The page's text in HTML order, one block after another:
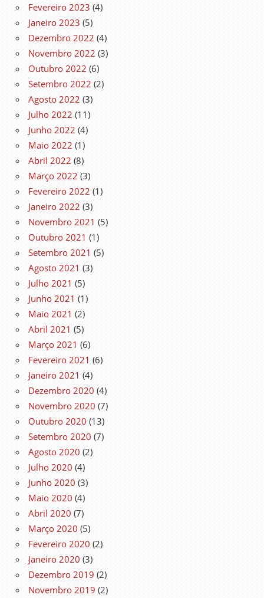
Fevereiro 2023 (4)
Janeiro 2023 (5)
Dezembro 2022 (4)
Novembro 2022 (3)
Outubro 2022 (6)
Setembro 2022 (2)
Agosto 2022 (3)
Julho 2022 (11)
Junho 2022 (4)
Maio 2022 (1)
Abril 2022 (8)
Março 2022 (3)
Fevereiro 2022 (1)
Janeiro 2022 (3)
Novembro 2021 (5)
Outubro 2021 (1)
Setembro 2021 (5)
Agosto 2021 (3)
Julho 2021 (5)
Junho 2021 (1)
Maio 2021 (2)
Abril 2021 (5)
Março 2021 (6)
Fevereiro 2021 (6)
Janeiro 2021 (4)
Dezembro 2020 (4)
Novembro 2020 (7)
Outubro 2020 (13)
Setembro 2020 (7)
Agosto 2020 (2)
Julho 2020 (4)
Junho 2020 (3)
Maio 2020 (4)
Abril 2020 (7)
Março 2020 (5)
Fevereiro 2020 (2)
Janeiro 2020 (3)
Dezembro 2019 (2)
Novembro 2019 (2)